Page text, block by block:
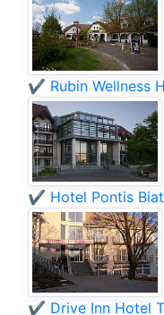
✔️ Rubin Wellness
✔️ Hotel Pontis
✔️ Drive Inn Hotel